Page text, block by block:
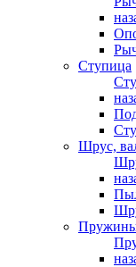
Ступица
Шрус,